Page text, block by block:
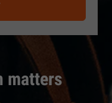
matters